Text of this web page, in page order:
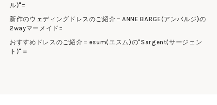
ル)"=
新作のウェディングドレスのご紹介＝ANNE BARGE(アンバルジ)の
2wayマーメイド=
おすすめドレスのご紹介＝esum(エスム)の"Sargent(サージェン
ト)"＝